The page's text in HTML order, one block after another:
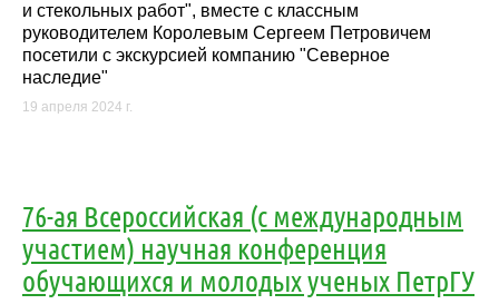
и стекольных работ", вместе с классным
руководителем Королевым Сергеем Петровичем
посетили с экскурсией компанию "Северное
наследие"
19 апреля 2024 г.
76-ая Всероссийская (с международным
участием) научная конференция
обучающихся и молодых ученых ПетрГУ